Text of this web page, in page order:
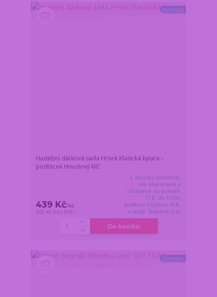
Novinka
Hudební dárková sada Hrnek Klasická kytara –
podtácek Houslový klíč
439 Kč/ks
363 Kč bez DPH
Z důvodu dovolené,
vše objednané a
uhrazené do pondělí
17.8. do 11:00,
dodáme nejdříve 18.8.
v úterý. Skladem 2 ks
Do košíku
Novinka